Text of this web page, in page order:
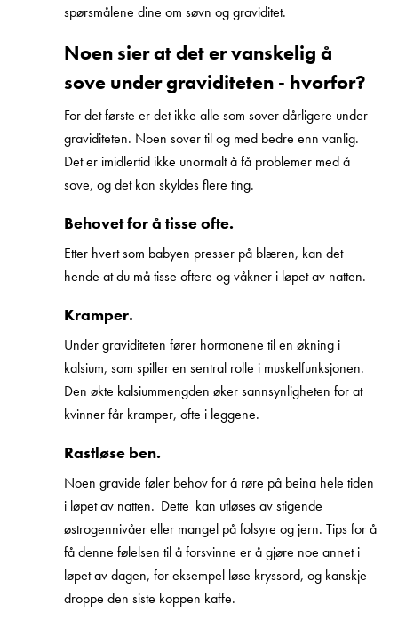
spørsmålene dine om søvn og graviditet.
Noen sier at det er vanskelig å
sove under graviditeten - hvorfor?
For det første er det ikke alle som sover dårligere under
graviditeten. Noen sover til og med bedre enn vanlig.
Det er imidlertid ikke unormalt å få problemer med å
sove, og det kan skyldes flere ting.
Behovet for å tisse ofte.
Etter hvert som babyen presser på blæren, kan det
hende at du må tisse oftere og våkner i løpet av natten.
Kramper.
Under graviditeten fører hormonene til en økning i
kalsium, som spiller en sentral rolle i muskelfunksjonen.
Den økte kalsiummengden øker sannsynligheten for at
kvinner får kramper, ofte i leggene.
Rastløse ben.
Noen gravide føler behov for å røre på beina hele tiden
i løpet av natten. Dette kan utløses av stigende
østrogennivåer eller mangel på folsyre og jern. Tips for å
få denne følelsen til å forsvinne er å gjøre noe annet i
løpet av dagen, for eksempel løse kryssord, og kanskje
droppe den siste koppen kaffe.